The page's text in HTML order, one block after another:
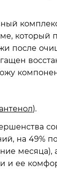
который
после
).
на 49%
месяца),
и ее